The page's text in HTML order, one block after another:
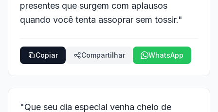
presentes que surgem com aplausos
quando você tenta assoprar sem tossir."
Copiar Compartilhar WhatsApp
"Que seu dia especial venha cheio de